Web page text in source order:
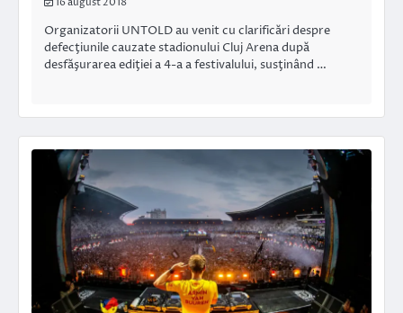
Organizatorii UNTOLD au venit cu clarificări despre
defecţiunile cauzate stadionului Cluj Arena după
desfăşurarea ediţiei a 4-a a festivalului, susţinând …